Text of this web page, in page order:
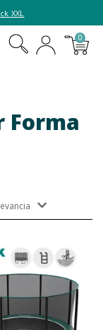
XXL
0
Forma